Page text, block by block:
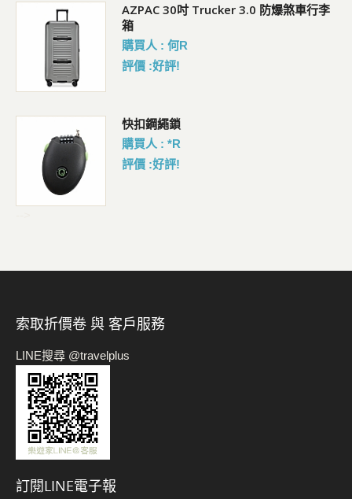
AZPAC 30吋 Trucker 3.0 防爆煞車行李
箱
購買人 : 何R
評價 :好評!
快扣鋼繩鎖
購買人 : *R
評價 :好評!
索取折價卷 與 客戶服務
LINE搜尋 @travelplus
訂閱LINE電子報